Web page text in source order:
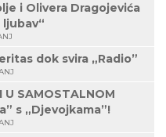
i Olivera Dragojevića
ljubav“
dok svira „Radio”
U SAMOSTALNOM
s „Djevojkama”!